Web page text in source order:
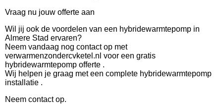
Vraag nu jouw offerte aan
Wil jij ook de voordelen van een hybridewarmtepomp in
Almere Stad ervaren?
Neem vandaag nog contact op met
verwarmenzondercvketel.nl voor een gratis
hybridewarmtepomp offerte .
Wij helpen je graag met een complete hybridewarmtepomp
installatie .
Neem contact op.